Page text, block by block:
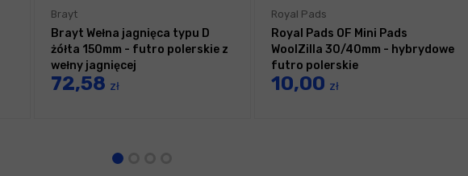
Brayt
Brayt Wełna jagnięca typu D
żółta 150mm - futro polerskie z
wełny jagnięcej
72,58 zł
Royal Pads
Royal Pads OF Mini Pads
WoolZilla 30/40mm - hybrydowe
futro polerskie
10,00 zł